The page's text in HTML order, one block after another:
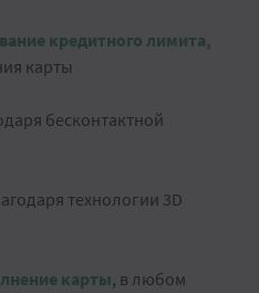
кредитного лимита,
карты
бесконтактной
технологии 3D
карты, в любом